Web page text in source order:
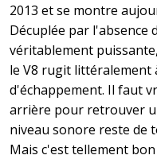
2013 et se montre
Décuplée par l'absence
véritablement
le V8 rugit littéralement
d'échappement. Il faut
arrière pour retrouver
niveau sonore reste de
Mais c'est tellement bon